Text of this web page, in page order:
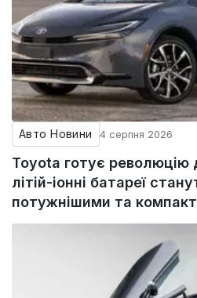
Авто Новини 4 серпня 2026
Toyota готує революцію
літій-іонні батареї
потужнішими та